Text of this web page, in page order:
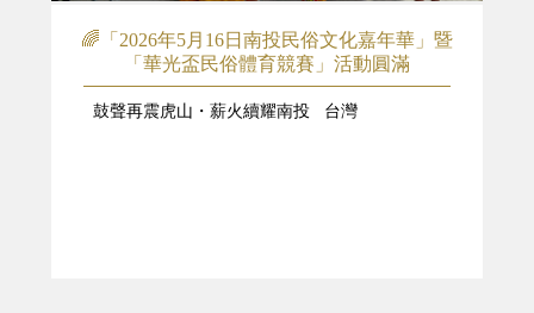
🌈「2026年5月16日南投民俗文化嘉年華」暨
「華光盃民俗體育競賽」活動圓滿
鼓聲再震虎山・薪火續耀南投 台灣